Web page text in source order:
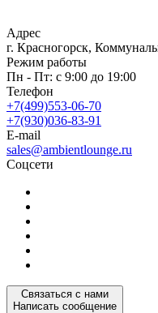
Адрес
г. Красногорск,
Режим работы
Пн - Пт: с 9:00 до 19:00
Телефон
+7(499)553-06-70
+7(930)036-83-91
E-mail
sales@ambientlounge.ru
Соцсети
Связаться с нами
Написать сообщение